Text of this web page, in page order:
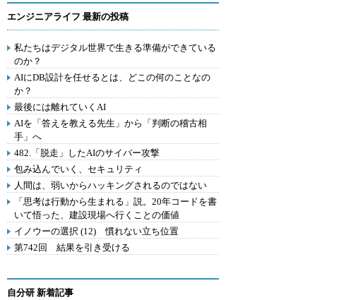
エンジニアライフ 最新の投稿
私たちはデジタル世界で生きる準備ができている
のか？
AIにDB設計を任せるとは、どこの何のことなの
か？
最後には離れていくAI
AIを「答えを教える先生」から「判断の稽古相
手」へ
482.「脱走」したAIのサイバー攻撃
包み込んでいく、セキュリティ
人間は、弱いからハッキングされるのではない
「思考は行動から生まれる」説。20年コードを書
いて悟った、建設現場へ行くことの価値
イノウーの選択 (12) 慣れない立ち位置
第742回 結果を引き受ける
自分研 新着記事